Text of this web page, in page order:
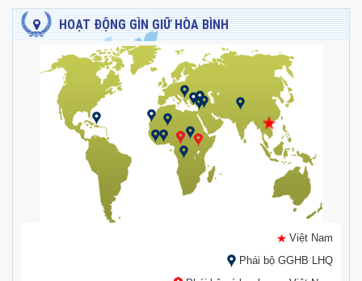
HOẠT ĐỘNG GÌN GIỮ HÒA BÌNH
Việt Nam
Phái bộ GGHB LHQ